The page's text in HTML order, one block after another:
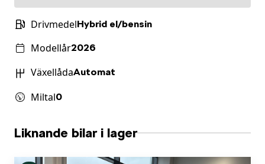
DrivmedelHybrid el/bensin
Modellår2026
VäxellådaAutomat
Miltal0
Liknande bilar i lager